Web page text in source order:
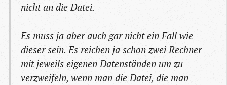
nicht an die Datei.
Es muss ja aber auch gar nicht ein Fall wie
dieser sein. Es reichen ja schon zwei Rechner
mit jeweils eigenen Datenständen um zu
verzweifeln, wenn man die Datei, die man